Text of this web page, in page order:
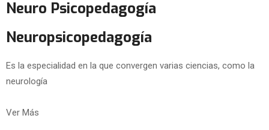
Neuro Psicopedagogía
Neuropsicopedagogía
Es la especialidad en la que convergen varias ciencias, como la
neurología
Ver Más